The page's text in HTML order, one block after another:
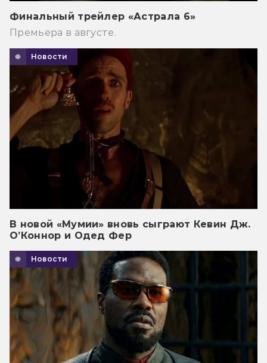
Финальный трейлер «Астрала 6»
Премьера в августе.
Новости
В новой «Мумии» вновь сыграют Кевин Дж.
О’Коннор и Одед Фер
Новости